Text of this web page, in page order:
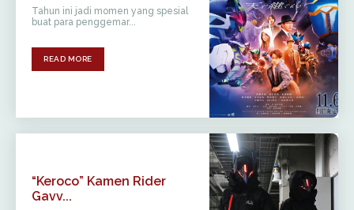
Tahun ini jadi momen yang spesial
buat para penggemar...
READ MORE
“Keroco” Kamen Rider
Gavv...